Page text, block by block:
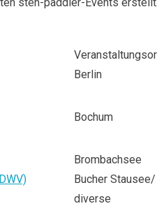
Berlin
Bochum
Brombachsee
Bucher
diverse